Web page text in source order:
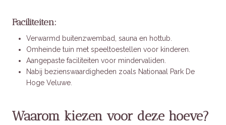
Faciliteiten:
Verwarmd buitenzwembad, sauna en hottub.
Omheinde tuin met speeltoestellen voor kinderen.
Aangepaste faciliteiten voor mindervaliden.
Nabij bezienswaardigheden zoals Nationaal Park De
Hoge Veluwe.
Waarom kiezen voor deze hoeve?